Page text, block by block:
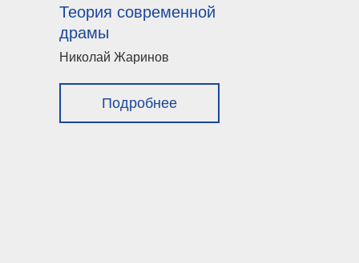
Николай Жаринов
Теория современной
драмы
Подробнее